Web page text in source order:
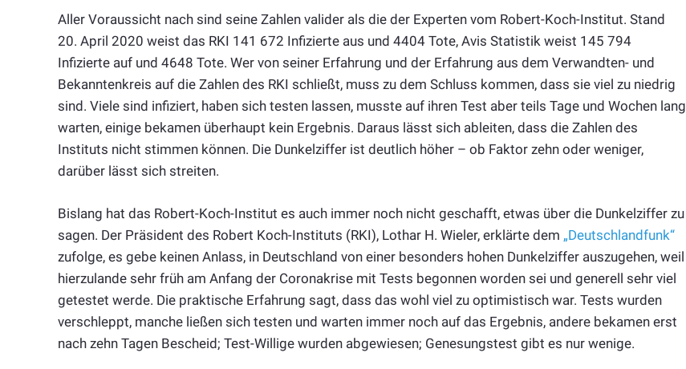
Aller Voraussicht nach sind seine Zahlen valider als die der Experten vom Robert-Koch-Institut. Stand
20. April 2020 weist das RKI 141 672 Infizierte aus und 4404 Tote, Avis Statistik weist 145 794
Infizierte auf und 4648 Tote. Wer von seiner Erfahrung und der Erfahrung aus dem Verwandten- und
Bekanntenkreis auf die Zahlen des RKI schließt, muss zu dem Schluss kommen, dass sie viel zu niedrig
sind. Viele sind infiziert, haben sich testen lassen, musste auf ihren Test aber teils Tage und Wochen lang
warten, einige bekamen überhaupt kein Ergebnis. Daraus lässt sich ableiten, dass die Zahlen des
Instituts nicht stimmen können. Die Dunkelziffer ist deutlich höher – ob Faktor zehn oder weniger,
darüber lässt sich streiten.
Bislang hat das Robert-Koch-Institut es auch immer noch nicht geschafft, etwas über die Dunkelziffer zu
sagen. Der Präsident des Robert Koch-Instituts (RKI), Lothar H. Wieler, erklärte dem „Deutschlandfunk“
zufolge, es gebe keinen Anlass, in Deutschland von einer besonders hohen Dunkelziffer auszugehen, weil
hierzulande sehr früh am Anfang der Coronakrise mit Tests begonnen worden sei und generell sehr viel
getestet werde. Die praktische Erfahrung sagt, dass das wohl viel zu optimistisch war. Tests wurden
verschleppt, manche ließen sich testen und warten immer noch auf das Ergebnis, andere bekamen erst
nach zehn Tagen Bescheid; Test-Willige wurden abgewiesen; Genesungstest gibt es nur wenige.